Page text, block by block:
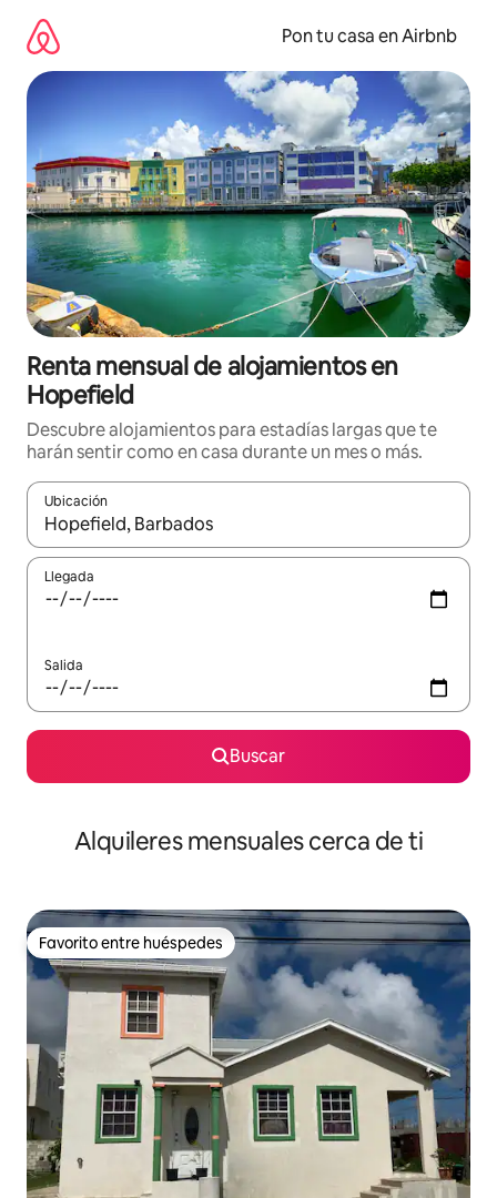
contenido
Pon tu casa en Airbnb
Renta mensual de alojamientos en
Hopefield
Descubre alojamientos para estadías largas que te
harán sentir como en casa durante un mes o más.
Ubicación
Cuando los resultados estén disponibles, navega con las
Llegada
Salida
Buscar
Alquileres mensuales cerca de ti
Favorito entre huéspedes
Favorito entre huéspedes